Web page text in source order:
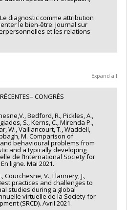
diagnostic comme attribution
le bien-être. Journal sur
et les relations
Expand all
CONGRÈS
Bedford, R., Pickles, A.,
S., Kerns, C., Mirenda P.,
W., Vaillancourt, T., Waddell,
M. Comparison of
behavioural problems from
and a typically developing
de l’International Society for
ligne. Mai 2021.
Courchesne, V., Flannery, J.,
practices and challenges to
studies during a global
virtuelle de la Society for
(SRCD). Avril 2021.